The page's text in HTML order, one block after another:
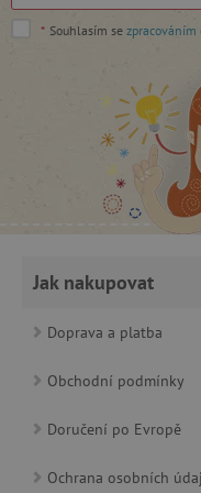
* Souhlasím se zpracováním
Jak nakupovat
Doprava a platba
Obchodní podmínky
Doručení po Evropě
Ochrana osobních